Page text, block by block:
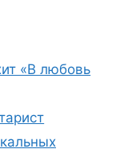
«В любовь